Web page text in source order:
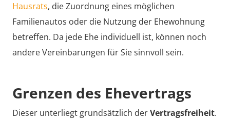
Hausrats, die Zuordnung eines möglichen
Familienautos oder die Nutzung der Ehewohnung
betreffen. Da jede Ehe individuell ist, können noch
andere Vereinbarungen für Sie sinnvoll sein.
Grenzen des Ehevertrags
Dieser unterliegt grundsätzlich derVertragsfreiheit.